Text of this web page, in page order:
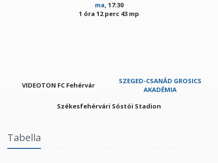
ma, 17:30
1 óra 12 perc 43 mp
VIDEOTON FC Fehérvár
SZEGED-CSANÁD GROSICS
AKADÉMIA
Székesfehérvári Sóstói Stadion
Tabella